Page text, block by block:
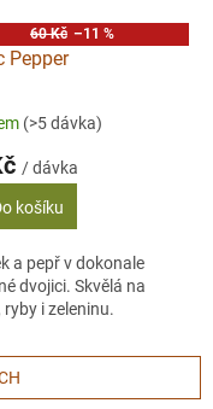
60 Kč –11 %
Pepper
(>5 dávka)
/ dávka
košíku
a pepř v dokonale
dvojici. Skvělá na
ryby i zeleninu.